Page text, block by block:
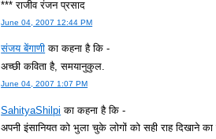
*** राजीव रंजन प्रसाद
June 04, 2007 12:44 PM
संजय बेंगाणी का कहना है कि -
अच्छी कविता है, समयानुकुल.
June 04, 2007 1:07 PM
SahityaShilpi का कहना है कि -
अपनी इंसानियत को भुला चुके लोगों को सही राह दिखाने का